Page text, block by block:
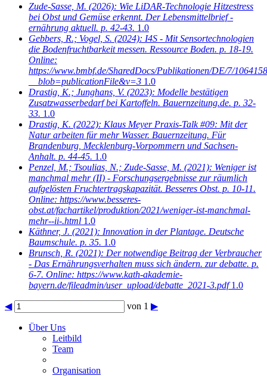
Zude-Sasse, M. (2026): Wie LiDAR-Technologie Hitzestress
bei Obst und Gemüse erkennt. Der Lebensmittelbrief -
ernährung aktuell. p. 42-43. 1.0
Gebbers, R.; Vogel, S. (2024): I4S - Mit Sensortechnologien
die Bodenfruchtbarkeit messen. Ressource Boden. p. 18-19.
Online:
https://www.bmbf.de/SharedDocs/Publikationen/DE/7/
__blob=publicationFile&v=3 1.0
Drastig, K.; Junghans, V. (2023): Modelle bestätigen
Zusatzwasserbedarf bei Kartoffeln. Bauernzeitung.de. p. 32-
33. 1.0
Drastig, K. (2022): Klaus Meyer Praxis-Talk #09: Mit der
Natur arbeiten für mehr Wasser. Bauernzeitung. Für
Brandenburg, Mecklenburg-Vorpommern und Sachsen-
Anhalt. p. 44-45. 1.0
Penzel, M.; Tsoulias, N.; Zude-Sasse, M. (2021): Weniger ist
manchmal mehr (II) - Forschungsergebnisse zur räumlich
aufgelösten Fruchtertragskapazität. Besseres Obst. p. 10-11.
Online: https://www.besseres-
obst.at/fachartikel/produktion/2021/weniger-ist-manchmal-
mehr--ii-.html 1.0
Käthner, J. (2021): Innovation in der Plantage. Deutsche
Baumschule. p. 35. 1.0
Brunsch, R. (2021): Der notwendige Beitrag der Verbraucher
- Das Ernährungsverhalten muss sich ändern. zur debatte. p.
6-7. Online: https://www.kath-akademie-
bayern.de/fileadmin/user_upload/debatte_2021-3.pdf 1.0
◀ von 1 ▶
Über Uns
Leitbild
Team
Organisation